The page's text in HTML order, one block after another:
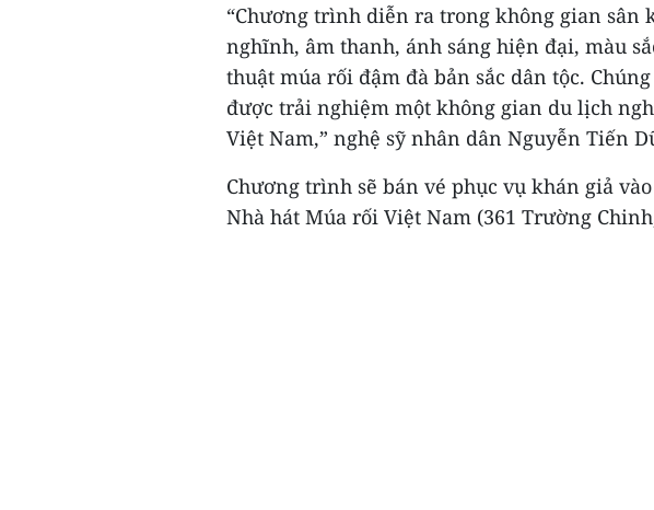
“Chương trình diễn ra trong không gian sân
nghĩnh, âm thanh, ánh sáng hiện đại, màu
thuật múa rối đậm đà bản sắc dân tộc.
được trải nghiệm một không gian du lịch
Việt Nam,” nghệ sỹ nhân dân Nguyễn Tiến
Chương trình sẽ bán vé phục vụ khán giả
Nhà hát Múa rối Việt Nam (361 Trường